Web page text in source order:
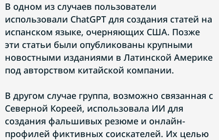
В одном из случаев пользователи
использовали ChatGPT для создания статей на
испанском языке, очерняющих США. Позже
эти статьи были опубликованы крупными
новостными изданиями в Латинской Америке
под авторством китайской компании.
В другом случае группа, возможно связанная с
Северной Кореей, использовала ИИ для
создания фальшивых резюме и онлайн-
профилей фиктивных соискателей. Их целью